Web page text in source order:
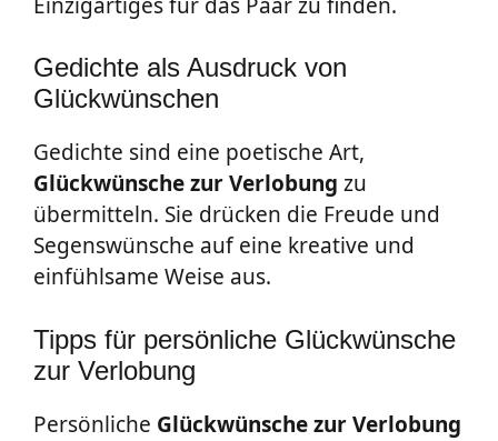
Gedichte als Ausdruck von
Glückwünschen
Gedichte sind eine poetische Art,
Glückwünsche zur Verlobung zu
übermitteln. Sie drücken die Freude und
Segenswünsche auf eine kreative und
einfühlsame Weise aus.
Tipps für persönliche Glückwünsche
zur Verlobung
Persönliche Glückwünsche zur Verlobung